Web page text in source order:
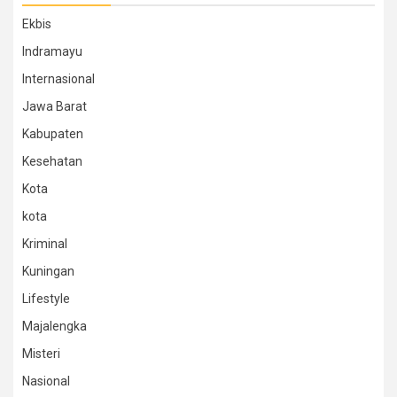
Ekbis
Indramayu
Internasional
Jawa Barat
Kabupaten
Kesehatan
Kota
kota
Kriminal
Kuningan
Lifestyle
Majalengka
Misteri
Nasional